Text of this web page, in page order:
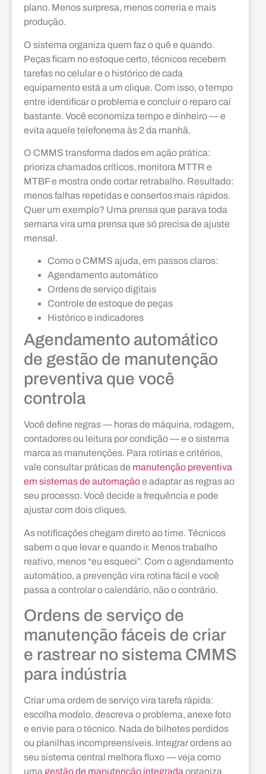
plano. Menos surpresa, menos correria e mais
produção.
O sistema organiza quem faz o quê e quando.
Peças ficam no estoque certo, técnicos recebem
tarefas no celular e o histórico de cada
equipamento está a um clique. Com isso, o tempo
entre identificar o problema e concluir o reparo cai
bastante. Você economiza tempo e dinheiro — e
evita aquele telefonema às 2 da manhã.
O CMMS transforma dados em ação prática:
prioriza chamados críticos, monitora MTTR e
MTBF e mostra onde cortar retrabalho. Resultado:
menos falhas repetidas e consertos mais rápidos.
Quer um exemplo? Uma prensa que parava toda
semana vira uma prensa que só precisa de ajuste
mensal.
Como o CMMS ajuda, em passos claros:
Agendamento automático
Ordens de serviço digitais
Controle de estoque de peças
Histórico e indicadores
Agendamento automático
de gestão de manutenção
preventiva que você
controla
Você define regras — horas de máquina, rodagem,
contadores ou leitura por condição — e o sistema
marca as manutenções. Para rotinas e critérios,
vale consultar práticas de manutenção preventiva
em sistemas de automaçãoe adaptar as regras ao
seu processo. Você decide a frequência e pode
ajustar com dois cliques.
As notificações chegam direto ao time. Técnicos
sabem o que levar e quando ir. Menos trabalho
reativo, menos “eu esqueci”. Com o agendamento
automático, a prevenção vira rotina fácil e você
passa a controlar o calendário, não o contrário.
Ordens de serviço de
manutenção fáceis de criar
e rastrear no sistema CMMS
para indústria
Criar uma ordem de serviço vira tarefa rápida:
escolha modelo, descreva o problema, anexe foto
e envie para o técnico. Nada de bilhetes perdidos
ou planilhas incompreensíveis. Integrar ordens ao
seu sistema central melhora fluxo — veja como
uma gestão de manutenção integrada organiza